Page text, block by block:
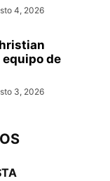
4, 2026
de
3, 2026